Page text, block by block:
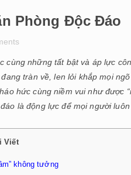
Phòng Độc Đáo
cùng những tất bật và áp lực
tràn về, len lỏi khắp mọi
hức cùng niềm vui như được
là động lực để mọi người
Viết
không tưởng